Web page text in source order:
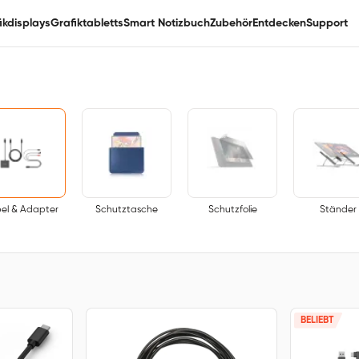
GrafiktablettsSmart NotizbuchZubehörEntdeckenSupport
& Adapter Schutztasche Schutzfolie Ständer
BELIEBT